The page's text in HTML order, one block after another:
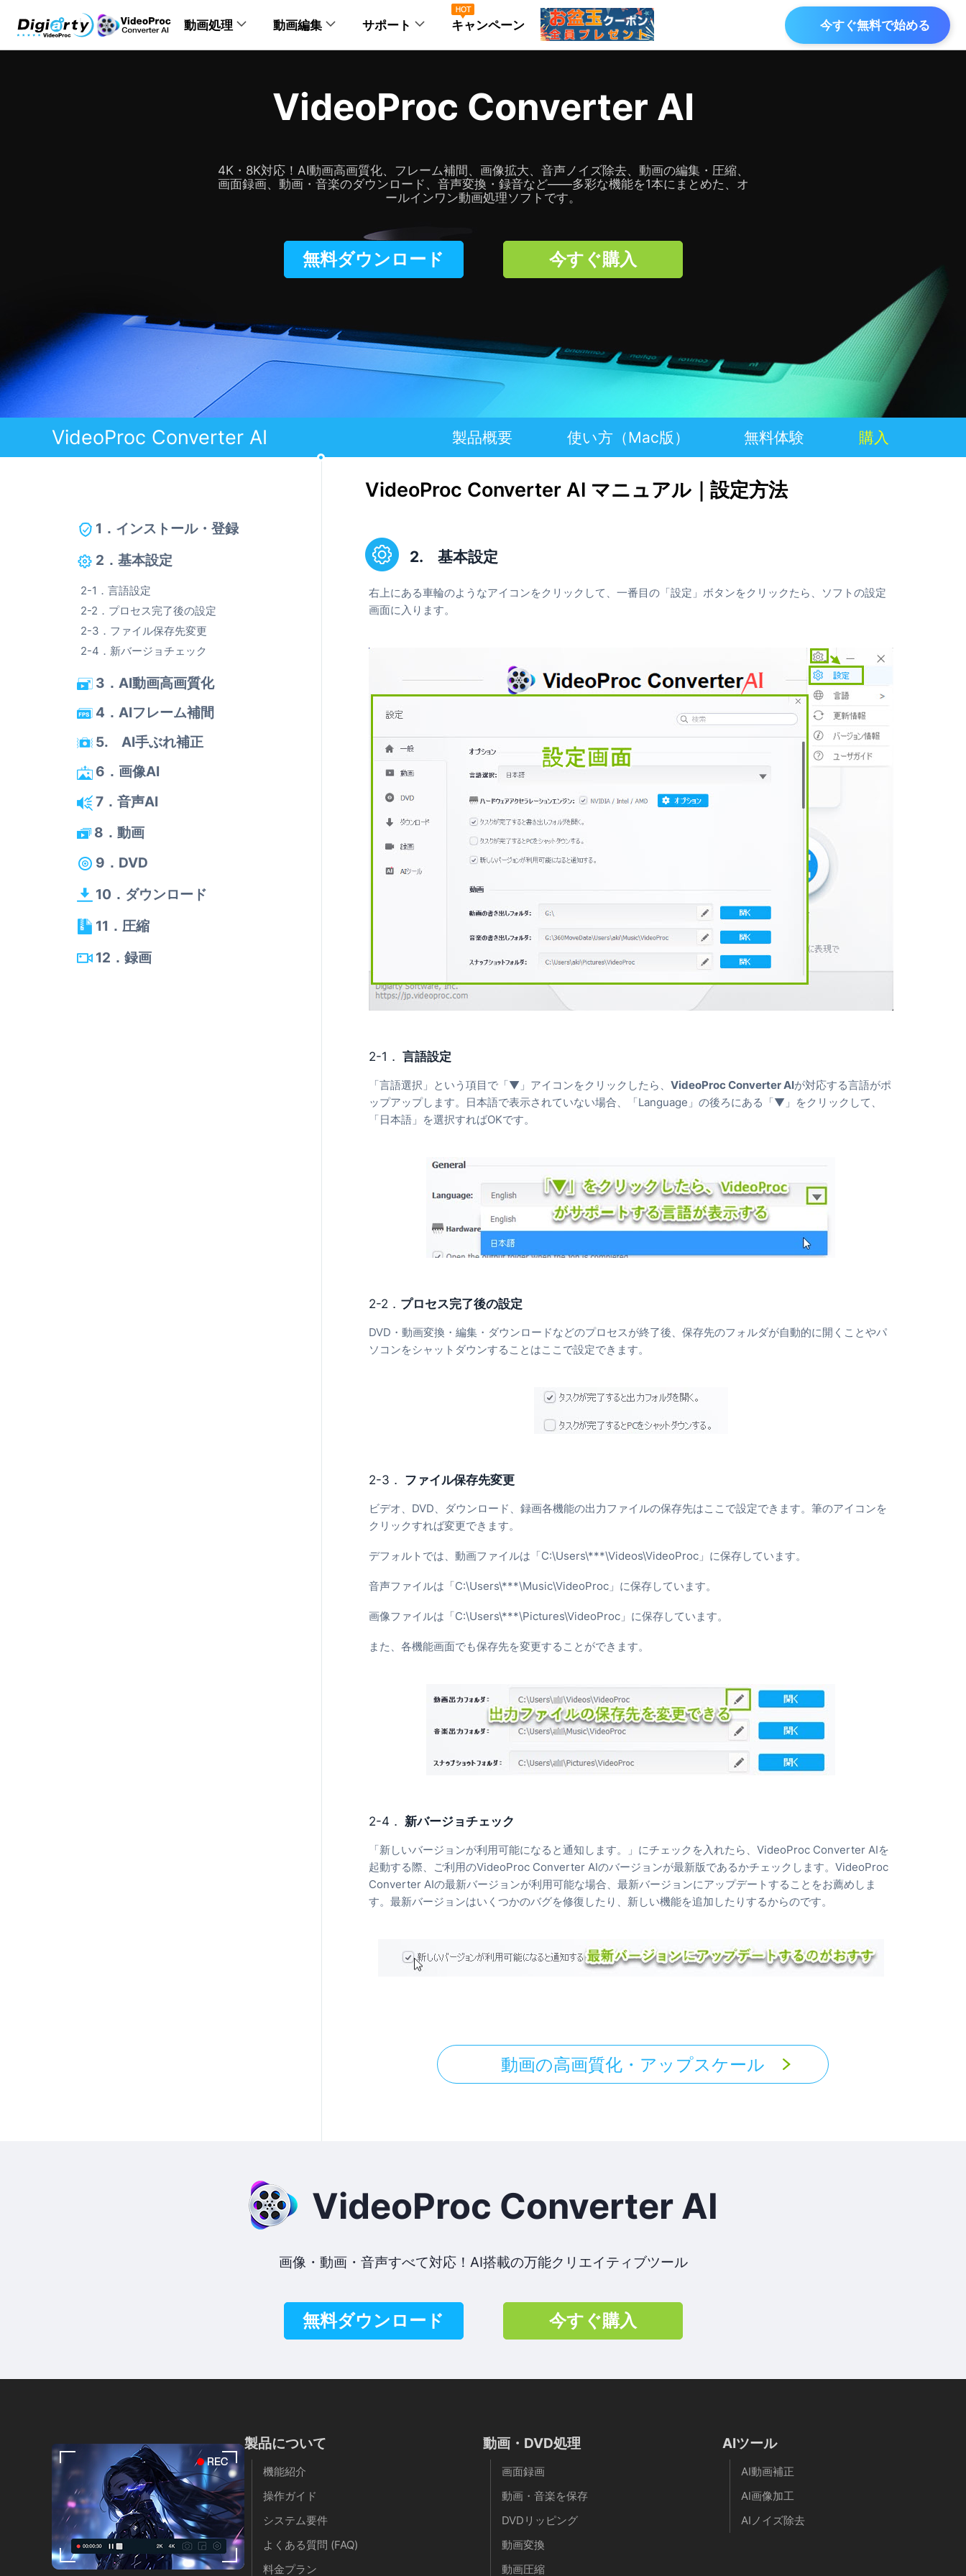
動画処理
動画・音楽を保存
DVDリッピング
DVDをMP4、MP3などに変換
動画をすばやく変換
動画編集
VideoProc Vlogger
手軽さNo.1の無料動画編集ソフト
VideoProc Editor APP
指先で動画編集の想像力を
ウエディング
子供の成長記念
子供の成長記録ムービーを作ろう
サポート
製品に関するFAQ
操作ガイド
システム要件
製品に関するFAQ
お問い合わせ
キャンペーン 今すぐ無料で始める
VideoProc Converter AI
4K・8K対応！AI動画高画質化、フレーム補間、画像拡大、音声ノイズ除去、動画の編集・圧縮、
画面録画、動画・音楽のダウンロード、音声変換・録音など――多彩な機能を1本にまとめた、オ
ールインワン動画処理ソフトです。
無料ダウンロード 今すぐ購入
VideoProc Converter AI 製品概要 使い方（Mac版） 無料体験 購入
1．インストール・登録
2．基本設定
2-1．言語設定
2-2．プロセス完了後の設定
2-3．ファイル保存先変更
2-4．新バージョチェック
3．AI動画高画質化
4．AIフレーム補間
5. AI手ぶれ補正
6．画像AI
7．音声AI
8．動画
9．DVD
10．ダウンロード
11．圧縮
12．録画
VideoProc Converter AI マニュアル｜設定方法
2. 基本設定
右上にある車輪のようなアイコンをクリックして、一番目の「設定」ボタンをクリックたら、ソフトの設定
画面に入ります。
2-1． 言語設定
「言語選択」という項目で「▼」アイコンをクリックしたら、 VideoProc Converter AIが対応する言語がポ
ップアップします。日本語で表示されていない場合、「Language」の後ろにある「▼」をクリックして、
「日本語」を選択すればOKです。
2-2． プロセス完了後の設定
DVD・動画変換・編集・ダウンロードなどのプロセスが終了後、保存先のフォルダが自動的に開くことやパ
ソコンをシャットダウンすることはここで設定できます。
2-3． ファイル保存先変更
ビデオ、DVD、ダウンロード、録画各機能の出力ファイルの保存先はここで設定できます。筆のアイコンを
クリックすれば変更できます。
デフォルトでは、動画ファイルは「C:\Users\***\Videos\VideoProc」に保存しています。
音声ファイルは「C:\Users\***\Music\VideoProc」に保存しています。
画像ファイルは「C:\Users\***\Pictures\VideoProc」に保存しています。
また、各機能画面でも保存先を変更することができます。
2-4． 新バージョチェック
「新しいバージョンが利用可能になると通知します。」にチェックを入れたら、VideoProc Converter AIを
起動する際、ご利用のVideoProc Converter AIのバージョンが最新版であるかチェックします。VideoProc
Converter AIの最新バージョンが利用可能な場合、最新バージョンにアップデートすることをお薦めしま
す。最新バージョンはいくつかのバグを修復したり、新しい機能を追加したりするからのです。
動画の高画質化・アップスケール
VideoProc Converter AI
画像・動画・音声すべて対応！AI搭載の万能クリエイティブツール
無料ダウンロード 今すぐ購入
製品について
機能紹介
操作ガイド
システム要件
よくある質問 (FAQ)
料金プラン
動画・DVD処理
画面録画
動画・音楽を保存
DVDリッピング
動画変換
動画圧縮
AIツール
AI動画補正
AI画像加工
AIノイズ除去